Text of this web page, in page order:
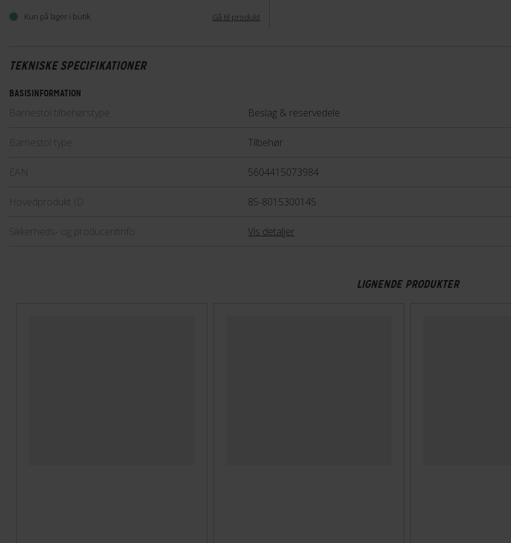
Kun på lager i butik Gå til produkt
TEKNISKE SPECIFIKATIONER
BASISINFORMATION
Barnestol tilbehørstype Beslag & reservedele
Barnestol type Tilbehør
EAN 5604415073984
Hovedprodukt ID 85-8015300145
Sikkerheds- og producentinfo Vis detaljer
LIGNENDE PRODUKTER